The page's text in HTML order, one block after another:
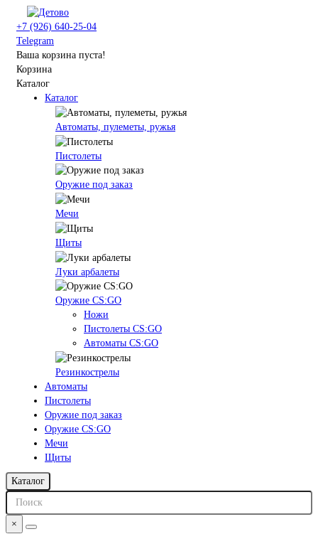
+7 (926) 640-25-04
Telegram
Ваша корзина пуста!
Корзина
Каталог
Каталог
Автоматы, пулеметы, ружья
Пистолеты
Оружие под заказ
Мечи
Щиты
Луки арбалеты
Оружие CS:GO
Ножи
Пистолеты CS:GO
Автоматы CS:GO
Резинкострелы
Автоматы
Пистолеты
Оружие под заказ
Оружие CS:GO
Мечи
Щиты
Каталог
×